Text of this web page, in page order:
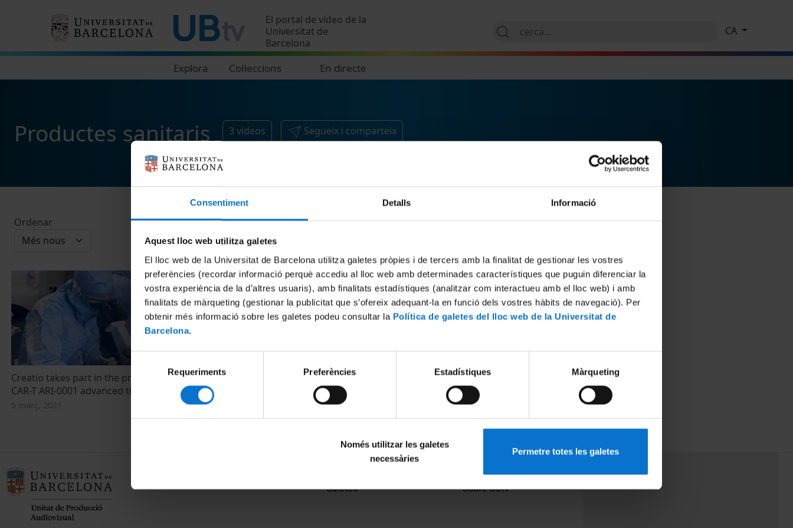
Consentiment Detalls Informació
Aquest lloc web utilitza galetes
El lloc web de la Universitat de Barcelona utilitza galetes pròpies i de tercers amb la finalitat de gestionar les vostres
preferències (recordar informació perquè accediu al lloc web amb determinades característiques que puguin diferenciar la
vostra experiència de la d’altres usuaris), amb finalitats estadístiques (analitzar com interactueu amb el lloc web) i amb
finalitats de màrqueting (gestionar la publicitat que s’ofereix adequant-la en funció dels vostres hàbits de navegació). Per
obtenir més informació sobre les galetes podeu consultar la Política de galetes del lloc web de la Universitat de
Barcelona.
consentiment
Requeriments Preferències Estadístiques Màrqueting
Només utilitzar les galetes
necessàries
Permetre totes les galetes
El portal de vídeo de la
Universitat de
Barcelona
Explora Col·leccions En directe
CA
Productes sanitaris 3 vídeos Segueix i comparteix
Ordenar
Creatio takes part in the production of
CAR-T ARI-0001 advanced therapy
5 març, 2021
Creatio participa en la producció de la
teràpia avançada CAR-T ARI-0001
5 març, 2021
Creatio participa en la producción de la
terapia avanzada CAR-T ARI-0001
5 març, 2021
Galetes
Sobre UBtv